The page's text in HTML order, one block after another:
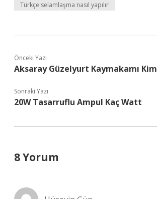
Türkçe selamlaşma nasıl yapılır
Önceki Yazı
Aksaray Güzelyurt Kaymakamı Kim
Sonraki Yazı
20W Tasarruflu Ampul Kaç Watt
8 Yorum